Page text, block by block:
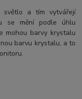
světlo a tím vytvářejí
se mění podle úhlu
mohou barvy krystalu
barvu krystalu, a to